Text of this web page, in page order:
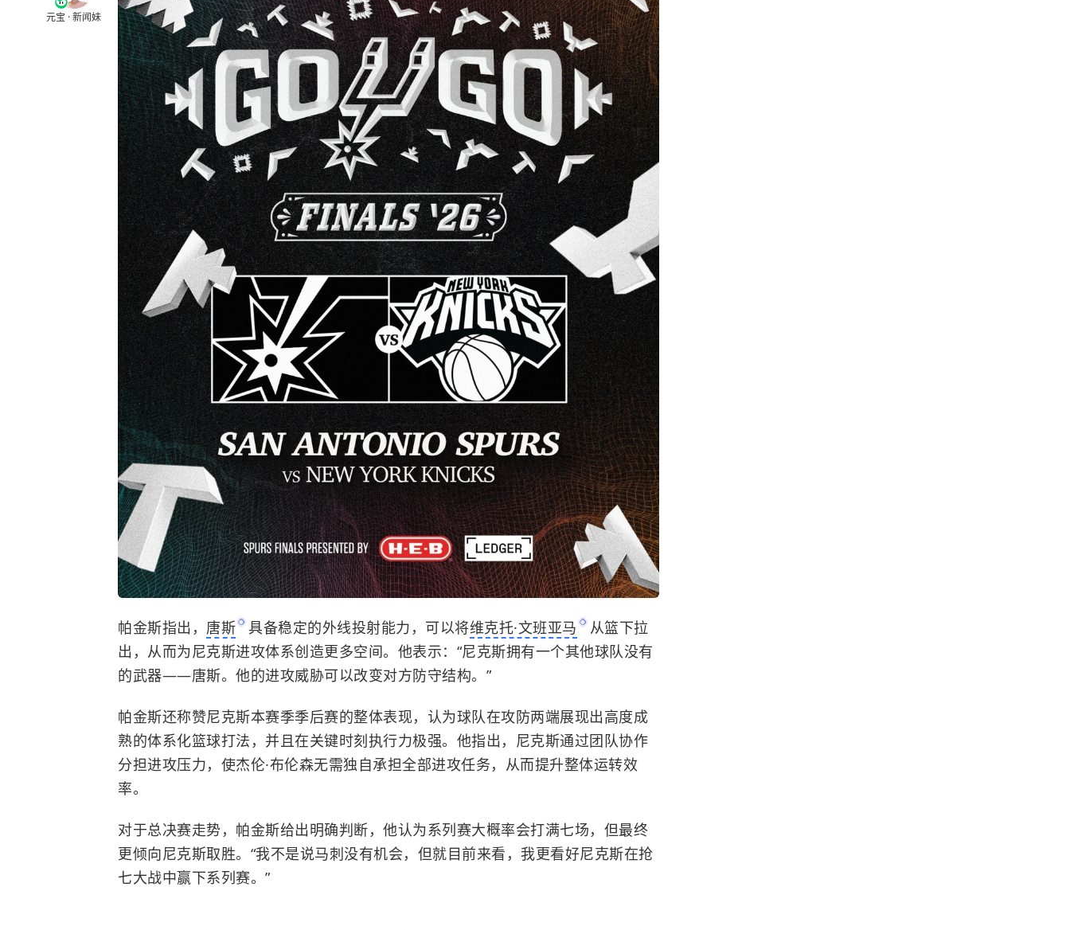
元宝 · 新闻妹
帕金斯指出， 唐斯 具备稳定的外线投射能力，可以将维克托·文班亚马
从篮下拉
出，从而为尼克斯进攻体系创造更多空间。他表示：“尼克斯拥有一个其他球队没有
的武器——唐斯。他的进攻威胁可以改变对方防守结构。”
帕金斯还称赞尼克斯本赛季季后赛的整体表现，认为球队在攻防两端展现出高度成
熟的体系化篮球打法，并且在关键时刻执行力极强。他指出，尼克斯通过团队协作
分担进攻压力，使杰伦·布伦森无需独自承担全部进攻任务，从而提升整体运转效
率。
对于总决赛走势，帕金斯给出明确判断，他认为系列赛大概率会打满七场，但最终
更倾向尼克斯取胜。“我不是说马刺没有机会，但就目前来看，我更看好尼克斯在抢
七大战中赢下系列赛。”